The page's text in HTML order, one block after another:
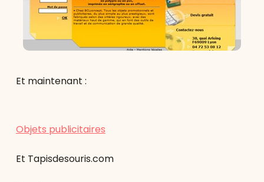
Et maintenant :
Objets publicitaires
Et Tapisdesouris.com